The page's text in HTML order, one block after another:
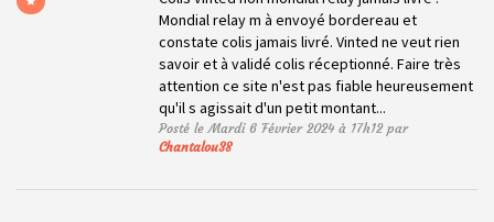
Mondial relay m à envoyé bordereau et
constate colis jamais livré. Vinted ne veut rien
savoir et à validé colis réceptionné. Faire très
attention ce site n'est pas fiable heureusement
qu'il s agissait d'un petit montant...
Posté le Mardi 6 Février 2024 à 17h12 par
Chantalou38